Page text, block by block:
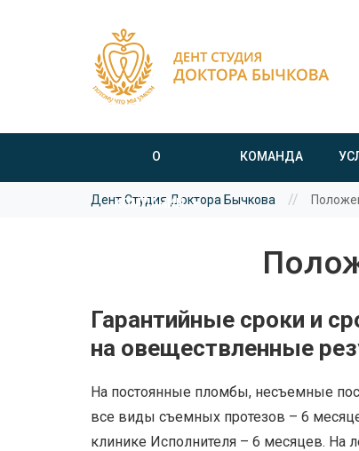
О
КОМПАНИИ
КОМАНДА
Вы
Дент Студия Доктора Бычкова //
Гарантийные сроки и
на овеществленные
На постоянные пломбы, несъемные
все виды съемных протезов – 6
клинике Исполнителя – 6 месяцев. На